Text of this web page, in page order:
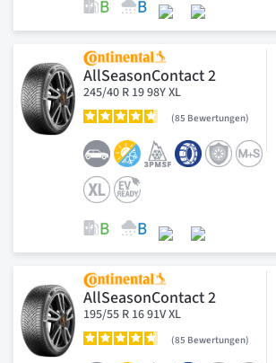
AllSeasonContact 2
245/40 R 19 98Y XL
85 Bewertungen
AllSeasonContact 2
195/55 R 16 91V XL
85 Bewertungen